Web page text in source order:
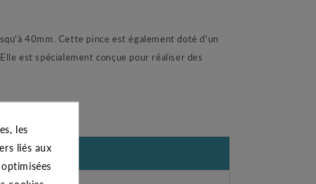
40mm. Cette pince est également doté d'un
est spécialement conçue pour réaliser des
les
liés aux